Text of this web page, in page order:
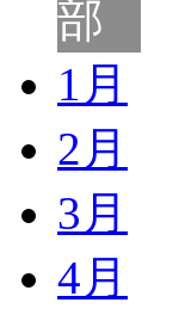
部
1月
2月
3月
4月